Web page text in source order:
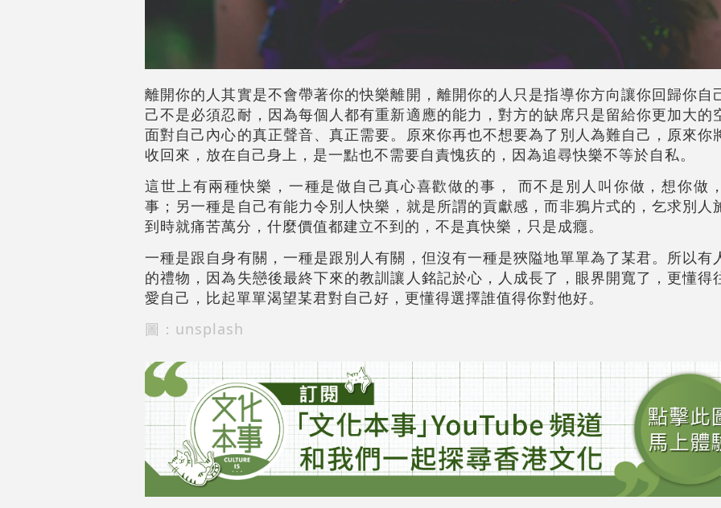
離開你的人其實是不會帶著你的快樂離開，離開你的人只是指導你方向讓你回歸你自
己不是必須忍耐，因為每個人都有重新適應的能力，對方的缺席只是留給你更加大的
面對自己內心的真正聲音、真正需要。原來你再也不想要為了別人為難自己，原來你
收回來，放在自己身上，是一點也不需要自責愧疚的，因為追尋快樂不等於自私。
這世上有兩種快樂，一種是做自己真心喜歡做的事， 而不是別人叫你做，想你做
事；另一種是自己有能力令別人快樂，就是所謂的貢獻感，而非鴉片式的，乞求別人
到時就痛苦萬分，什麼價值都建立不到的，不是真快樂，只是成癮。
一種是跟自身有關，一種是跟別人有關，但沒有一種是狹隘地單單為了某君。所以有
的禮物，因為失戀後最終下來的教訓讓人銘記於心，人成長了，眼界開寬了，更懂得
愛自己，比起單單渴望某君對自己好，更懂得選擇誰值得你對他好。
圖：unsplash